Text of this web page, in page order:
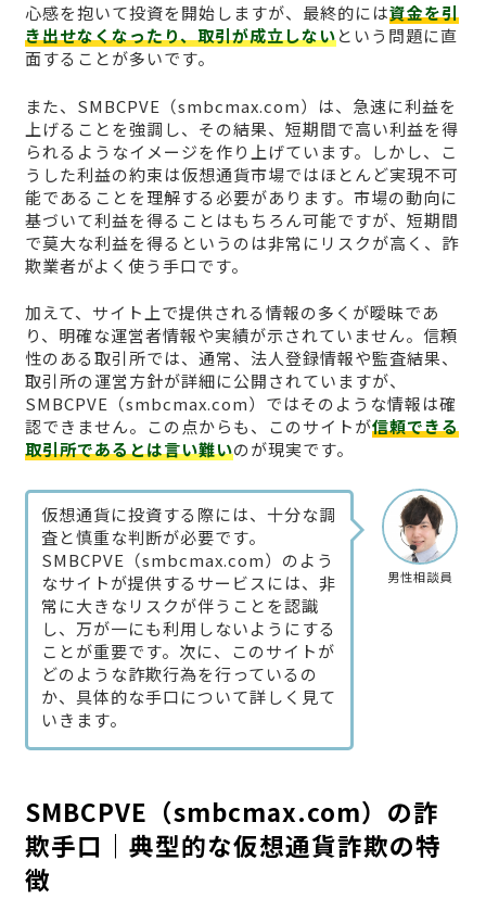
心感を抱いて投資を開始しますが、最終的には資金を引
き出せなくなったり、取引が成立しないという問題に直
面することが多いです。
また、SMBCPVE（smbcmax.com）は、急速に利益を
上げることを強調し、その結果、短期間で高い利益を得
られるようなイメージを作り上げています。しかし、こ
うした利益の約束は仮想通貨市場ではほとんど実現不可
能であることを理解する必要があります。市場の動向に
基づいて利益を得ることはもちろん可能ですが、短期間
で莫大な利益を得るというのは非常にリスクが高く、詐
欺業者がよく使う手口です。
加えて、サイト上で提供される情報の多くが曖昧であ
り、明確な運営者情報や実績が示されていません。信頼
性のある取引所では、通常、法人登録情報や監査結果、
取引所の運営方針が詳細に公開されていますが、
SMBCPVE（smbcmax.com）ではそのような情報は確
認できません。この点からも、このサイトが信頼できる
取引所であるとは言い難いのが現実です。
男性相談員
仮想通貨に投資する際には、十分な調
査と慎重な判断が必要です。
SMBCPVE（smbcmax.com）のよう
なサイトが提供するサービスには、非
常に大きなリスクが伴うことを認識
し、万が一にも利用しないようにする
ことが重要です。次に、このサイトが
どのような詐欺行為を行っているの
か、具体的な手口について詳しく見て
いきます。
SMBCPVE（smbcmax.com）の詐
欺手口｜典型的な仮想通貨詐欺の特
徴